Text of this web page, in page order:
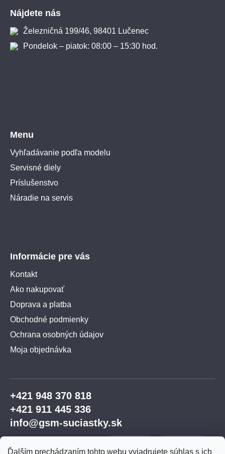
Ďalším prechádzaním tohto webu vyjadrujete súhlas s ich
Nájdete nás
Železničná 199/46, 98401 Lučenec
Pondelok – piatok: 08:00 – 15:30 hod.
Menu
Vyhľadávanie podľa modelu
Servisné diely
Príslušenstvo
Náradie na servis
Informácie pre vás
Kontakt
Ako nakupovať
Doprava a platba
Obchodné podmienky
Ochrana osobných údajov
Moja objednávka
+421 948 370 818
+421 911 445 336
info@gsm-suciastky.sk